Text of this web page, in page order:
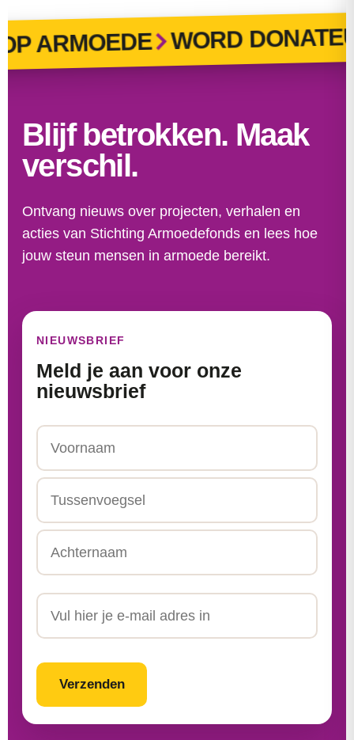
WORD DONATEUR
Blijf betrokken. Maak
verschil.
Ontvang nieuws over projecten, verhalen en
acties van Stichting Armoedefonds en lees hoe
jouw steun mensen in armoede bereikt.
NIEUWSBRIEF
Meld je aan voor onze
nieuwsbrief
Voornaam
Tussenvoegsel
Achternaam
CAPTCHA